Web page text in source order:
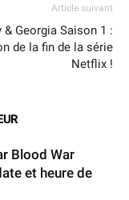
Article suivant
& Georgia Saison 1 :
de la fin de la série
Netflix !
Blood War
et heure de